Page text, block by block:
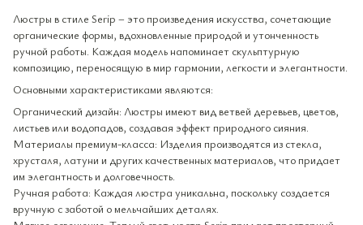
Люстры в стиле Serip – это произведения искусства, сочетающие
органические формы, вдохновленные природой и утонченность
ручной работы. Каждая модель напоминает скульптурную
композицию, переносящую в мир гармонии, легкости и элегантности.
Основными характеристиками являются:
Органический дизайн: Люстры имеют вид ветвей деревьев, цветов,
листьев или водопадов, создавая эффект природного сияния.
Материалы премиум-класса: Изделия производятся из стекла,
хрусталя, латуни и других качественных материалов, что придает
им элегантность и долговечность.
Ручная работа: Каждая люстра уникальна, поскольку создается
вручную с заботой о мельчайших деталях.